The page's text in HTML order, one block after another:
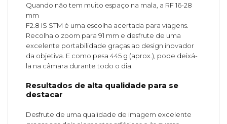
Quando não tem muito espaço na mala, a RF 16-28
mm
F2.8 IS STM é uma escolha acertada para viagens.
Recolha o zoom para 91 mm e desfrute de uma
excelente portabilidade graças ao design inovador
da objetiva. E como pesa 445 g (aprox.), pode deixá-
la na câmara durante todo o dia.
Resultados de alta qualidade para se
destacar
Desfrute de uma qualidade de imagem excelente